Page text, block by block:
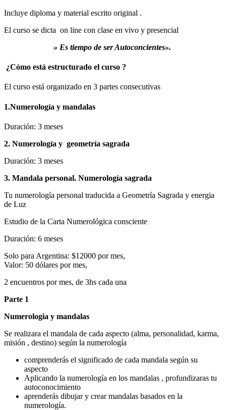
Incluye diploma y material escrito original .
El curso se dicta on line con clase en vivo y presencial
» Es tiempo de ser Autoconcientes».
¿Cómo está estructurado el curso ?
El curso está organizado en 3 partes consecutivas
1.Numerología y mandalas
Duración: 3 meses
2. Numerología y geometría sagrada
Duración: 3 meses
3. Mandala personal. Numerología sagrada
Tu numerología personal traducida a Geometría Sagrada y energia
de Luz
Estudio de la Carta Numerológica consciente
Duración: 6 meses
Solo para Argentina: $12000 por mes,
Valor: 50 dólares por mes,
2 encuentros por mes, de 3hs cada una
Parte 1
Numerologia y mandalas
Se realizara el mandala de cada aspecto (alma, personalidad, karma,
misión , destino) según la numerología
comprenderás el significado de cada mandala según su
aspecto
Aplicando la numerología en los mandalas , profundizaras tu
autoconocimiento
aprenderás dibujar y crear mandalas basados en la
numerología.